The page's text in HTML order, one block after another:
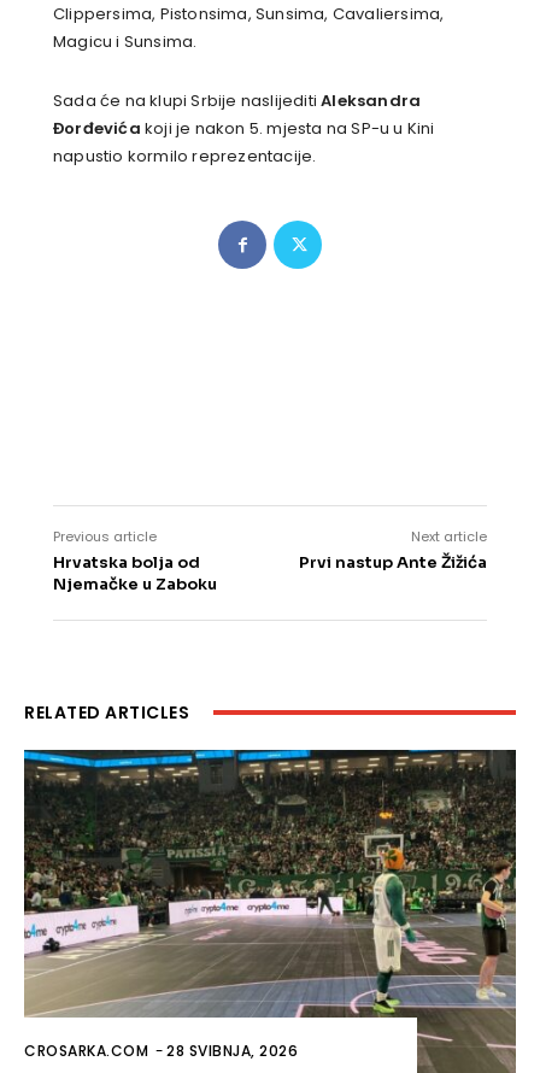
Clippersima, Pistonsima, Sunsima, Cavaliersima,
Magicu i Sunsima.
Sada će na klupi Srbije naslijeditiAleksandra
Đorđevića koji je nakon 5. mjesta na SP-u u Kini
napustio kormilo reprezentacije.
Previous article
Hrvatska bolja od
Njemačke u Zaboku
Next article
Prvi nastup Ante Žižića
RELATED ARTICLES
CROSARKA.COM -28 SVIBNJA, 2026